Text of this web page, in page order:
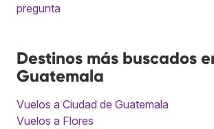
pregunta
Destinos más buscados
Guatemala
Vuelos a Ciudad de Guatemala
Vuelos a Flores